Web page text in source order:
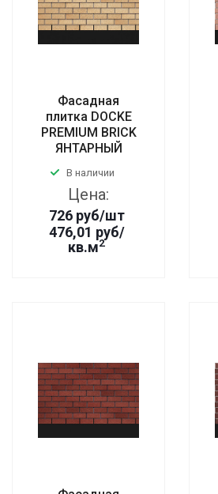
Фасадная
плитка DOCKE
PREMIUM BRICK
ЯНТАРНЫЙ
В наличии
Цена:
726 руб/шт
476,01 руб/
кв.м2